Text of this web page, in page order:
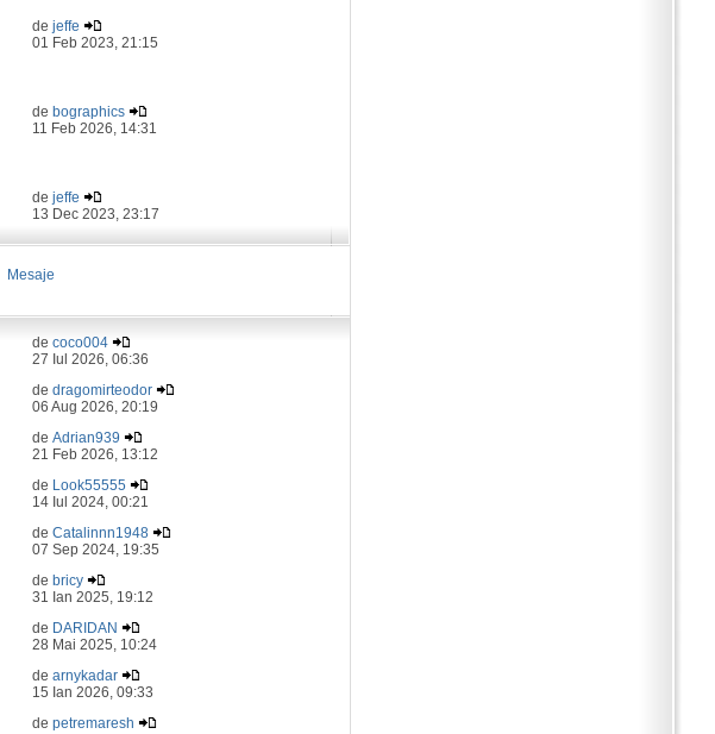
dejeffe
01 Feb 2023, 21:15
de bographics
11 Feb 2026, 14:31
dejeffe
13 Dec 2023, 23:17
Mesaje
decoco004
27 Iul 2026, 06:36
dedragomirteodor
06 Aug 2026, 20:19
deAdrian939
21 Feb 2026, 13:12
de Look55555
14 Iul 2024, 00:21
deCatalinnn1948
07 Sep 2024, 19:35
de bricy
31 Ian 2025, 19:12
de DARIDAN
28 Mai 2025, 10:24
dearnykadar
15 Ian 2026, 09:33
depetremaresh